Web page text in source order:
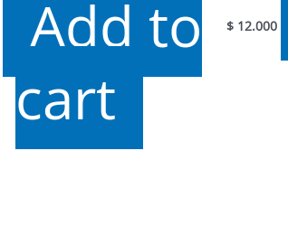
Add to
cart
$12.000